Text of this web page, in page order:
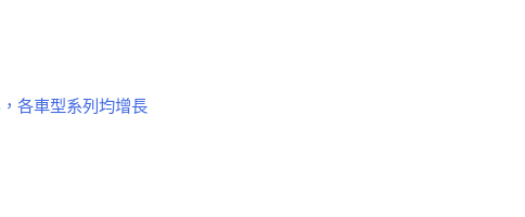
各車型系列均增長